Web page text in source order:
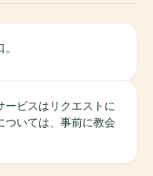
ビスはリクエストに
ついては、事前に教会